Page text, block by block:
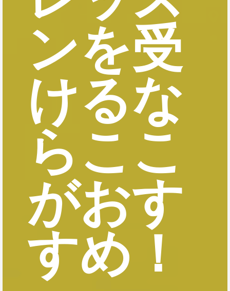
ンを受
けるな
らここ
がおす
すめ！